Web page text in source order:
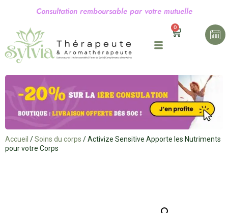
0
Consultation remboursable par votre mutuelle
Accueil /Soins du corps / Activize Sensitive Apporte les Nutriments
pour votre Corps